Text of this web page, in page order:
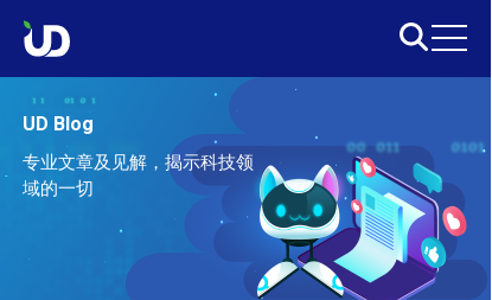
UD Blog
专业文章及见解，揭示科技领
域的一切